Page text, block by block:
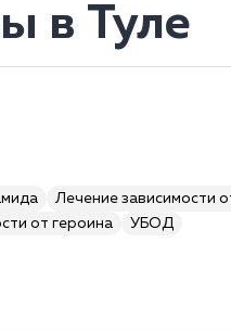
в Туле
Лечение зависимости
от героина
УБОД